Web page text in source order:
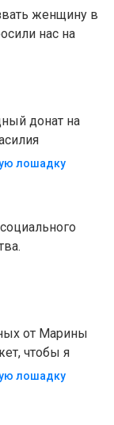
женщину в
нас на
донат на
лошадку
от Марины
чтобы я
лошадку